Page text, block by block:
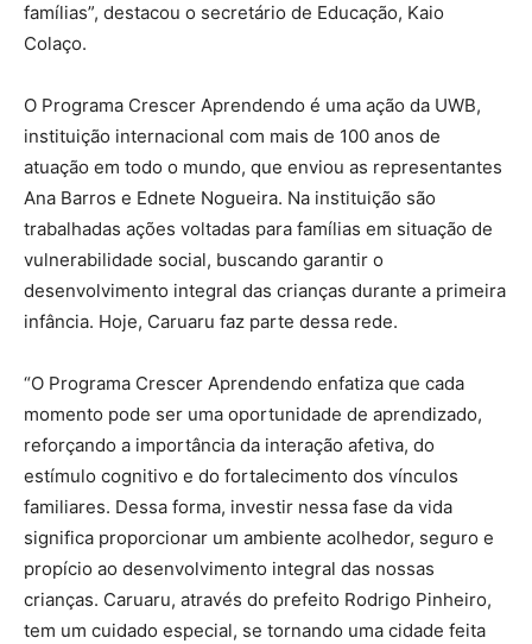
famílias”, destacou o secretário de Educação, Kaio
Colaço.
O Programa Crescer Aprendendo é uma ação da UWB,
instituição internacional com mais de 100 anos de
atuação em todo o mundo, que enviou as representantes
Ana Barros e Ednete Nogueira. Na instituição são
trabalhadas ações voltadas para famílias em situação de
vulnerabilidade social, buscando garantir o
desenvolvimento integral das crianças durante a primeira
infância. Hoje, Caruaru faz parte dessa rede.
“O Programa Crescer Aprendendo enfatiza que cada
momento pode ser uma oportunidade de aprendizado,
reforçando a importância da interação afetiva, do
estímulo cognitivo e do fortalecimento dos vínculos
familiares. Dessa forma, investir nessa fase da vida
significa proporcionar um ambiente acolhedor, seguro e
propício ao desenvolvimento integral das nossas
crianças. Caruaru, através do prefeito Rodrigo Pinheiro,
tem um cuidado especial, se tornando uma cidade feita